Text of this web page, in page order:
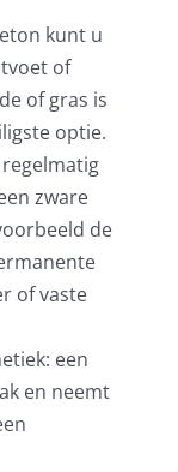
kunt u
of
of gras is
optie.
zware
de
of vaste
een
en neemt